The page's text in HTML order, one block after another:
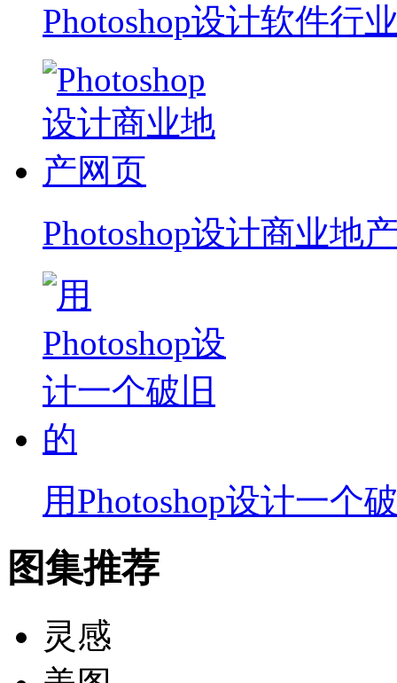
Photoshop设计软件行
Photoshop设计商业地
用Photoshop设计一个
图集推荐
灵感